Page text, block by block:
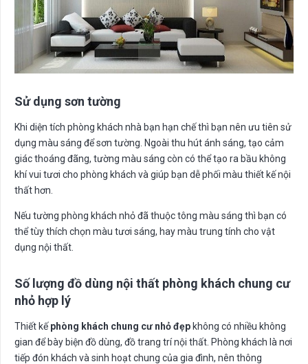
Sử dụng sơn tường
Khi diện tích phòng khách nhà bạn hạn chế thì bạn nên ưu tiên sử
dụng màu sáng để sơn tường. Ngoài thu hút ánh sáng, tạo cảm
giác thoáng đãng, tường màu sáng còn có thể tạo ra bầu không
khí vui tươi cho phòng khách và giúp bạn dễ phối màu thiết kế nội
thất hơn.
Nếu tường phòng khách nhỏ đã thuộc tông màu sáng thì bạn có
thể tùy thích chọn màu tươi sáng, hay màu trung tính cho vật
dụng nội thất.
Số lượng đồ dùng nội thất phòng khách chung cư
nhỏ hợp lý
Thiết kếphòng khách chung cư nhỏ đẹp không có nhiều không
gian để bày biện đồ dùng, đồ trang trí nội thất. Phòng khách là nơi
tiếp đón khách và sinh hoạt chung của gia đình, nên thông